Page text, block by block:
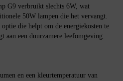
G9 verbruikt slechts 6W, wat
50W lampen die het vervangt.
die helpt om de energiekosten te
aan een duurzamere leefomgeving.
en een kleurtemperatuur van